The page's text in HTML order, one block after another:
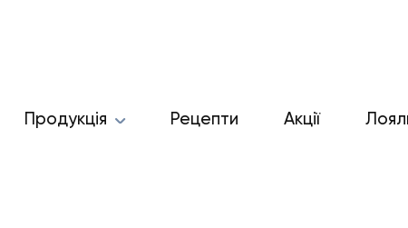
Продукція Рецепти Акції